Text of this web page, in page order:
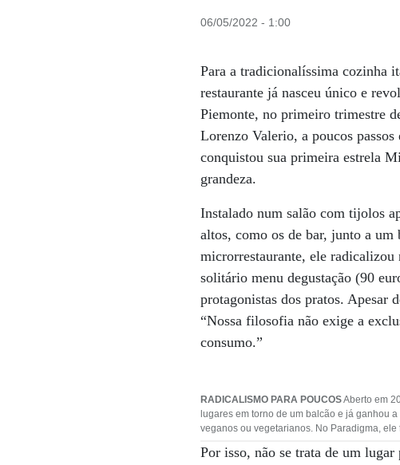
06/05/2022 - 1:00
Para a tradicionalíssima cozinha
restaurante já nasceu único e
Piemonte, no primeiro trimestre
Lorenzo Valerio, a poucos
conquistou sua primeira estrela
grandeza.
Instalado num salão com tijolos
altos, como os de bar, junto a
microrrestaurante, ele
solitário menu degustação (90
protagonistas dos pratos. Apesar
“Nossa filosofia não exige a
consumo.”
RADICALISMO PARA POUCOSAberto em
lugares em torno de um balcão e já ganhou
veganos ou vegetarianos. No Paradigma,
Por isso, não se trata de um